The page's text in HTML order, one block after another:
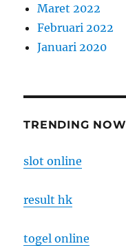
Maret 2022
Februari 2022
Januari 2020
TRENDING NOW
slot online
result hk
togel online